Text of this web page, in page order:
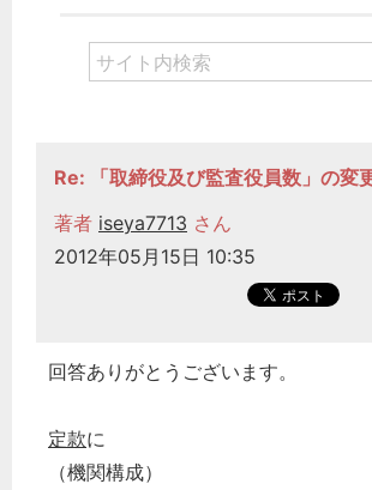
Re: 「取締役及び監査役員数」の変
著者 iseya7713 さん
2012年05月15日 10:35
回答ありがとうございます。
定款に
（機関構成）